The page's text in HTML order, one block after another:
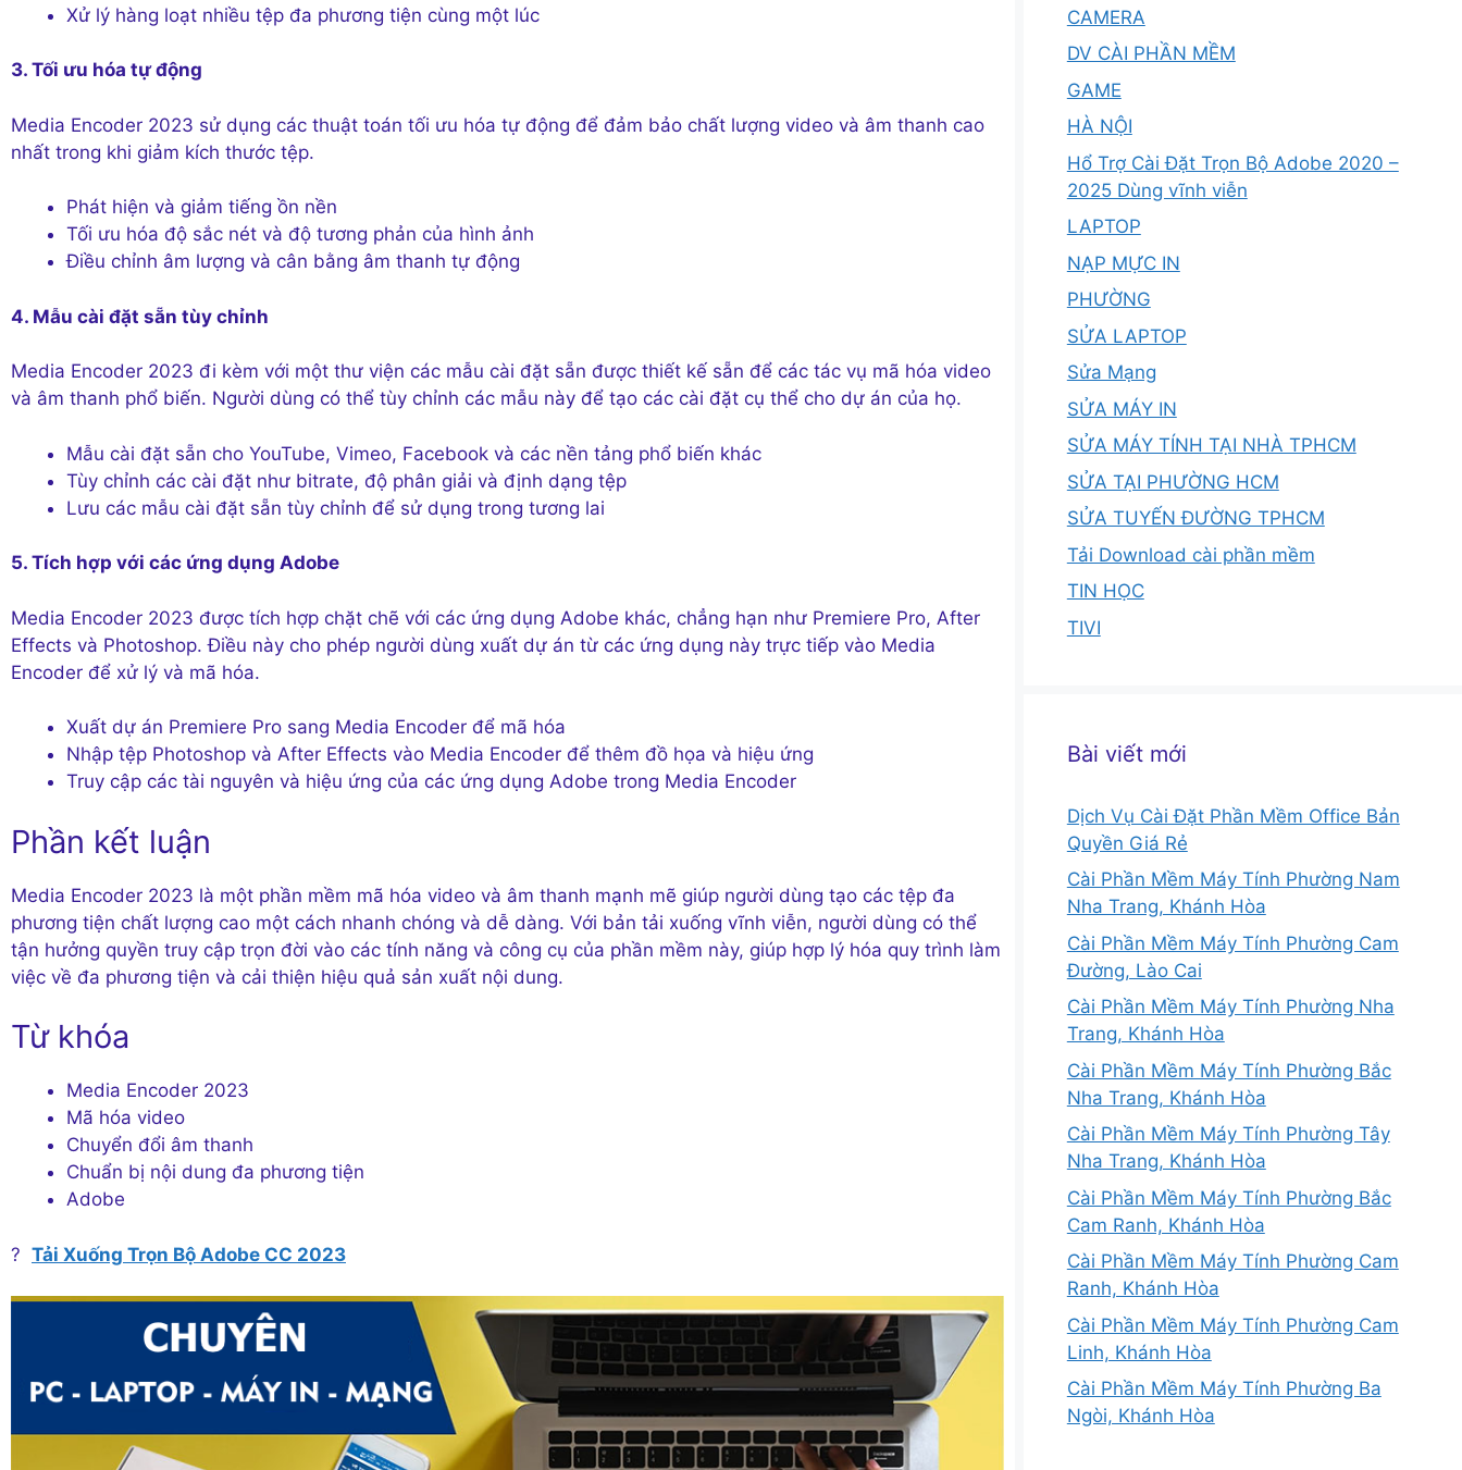
Xử lý hàng loạt nhiều tệp đa phương tiện cùng một lúc
3. Tối ưu hóa tự động
Media Encoder 2023 sử dụng các thuật toán tối ưu hóa tự động để đảm bảo chất lượng video và âm thanh cao
nhất trong khi giảm kích thước tệp.
Phát hiện và giảm tiếng ồn nền
Tối ưu hóa độ sắc nét và độ tương phản của hình ảnh
Điều chỉnh âm lượng và cân bằng âm thanh tự động
4. Mẫu cài đặt sẵn tùy chỉnh
Media Encoder 2023 đi kèm với một thư viện các mẫu cài đặt sẵn được thiết kế sẵn để các tác vụ mã hóa video
và âm thanh phổ biến. Người dùng có thể tùy chỉnh các mẫu này để tạo các cài đặt cụ thể cho dự án của họ.
Mẫu cài đặt sẵn cho YouTube, Vimeo, Facebook và các nền tảng phổ biến khác
Tùy chỉnh các cài đặt như bitrate, độ phân giải và định dạng tệp
Lưu các mẫu cài đặt sẵn tùy chỉnh để sử dụng trong tương lai
5. Tích hợp với các ứng dụng Adobe
Media Encoder 2023 được tích hợp chặt chẽ với các ứng dụng Adobe khác, chẳng hạn như Premiere Pro, After
Effects và Photoshop. Điều này cho phép người dùng xuất dự án từ các ứng dụng này trực tiếp vào Media
Encoder để xử lý và mã hóa.
Xuất dự án Premiere Pro sang Media Encoder để mã hóa
Nhập tệp Photoshop và After Effects vào Media Encoder để thêm đồ họa và hiệu ứng
Truy cập các tài nguyên và hiệu ứng của các ứng dụng Adobe trong Media Encoder
Phần kết luận
Media Encoder 2023 là một phần mềm mã hóa video và âm thanh mạnh mẽ giúp người dùng tạo các tệp đa
phương tiện chất lượng cao một cách nhanh chóng và dễ dàng. Với bản tải xuống vĩnh viễn, người dùng có thể
tận hưởng quyền truy cập trọn đời vào các tính năng và công cụ của phần mềm này, giúp hợp lý hóa quy trình làm
việc về đa phương tiện và cải thiện hiệu quả sản xuất nội dung.
Từ khóa
Media Encoder 2023
Mã hóa video
Chuyển đổi âm thanh
Chuẩn bị nội dung đa phương tiện
Adobe
? Tải Xuống Trọn Bộ Adobe CC 2023
CAMERA
DV CÀI PHẦN MỀM
GAME
HÀ NỘI
Hổ Trợ Cài Đặt Trọn Bộ Adobe 2020 –
2025 Dùng vĩnh viễn
LAPTOP
NẠP MỰC IN
PHƯỜNG
SỬA LAPTOP
Sửa Mạng
SỬA MÁY IN
SỬA MÁY TÍNH TẠI NHÀ TPHCM
SỬA TẠI PHƯỜNG HCM
SỬA TUYẾN ĐƯỜNG TPHCM
Tải Download cài phần mềm
TIN HỌC
TIVI
Bài viết mới
Dịch Vụ Cài Đặt Phần Mềm Office Bản
Quyền Giá Rẻ
Cài Phần Mềm Máy Tính Phường Nam
Nha Trang, Khánh Hòa
Cài Phần Mềm Máy Tính Phường Cam
Đường, Lào Cai
Cài Phần Mềm Máy Tính Phường Nha
Trang, Khánh Hòa
Cài Phần Mềm Máy Tính Phường Bắc
Nha Trang, Khánh Hòa
Cài Phần Mềm Máy Tính Phường Tây
Nha Trang, Khánh Hòa
Cài Phần Mềm Máy Tính Phường Bắc
Cam Ranh, Khánh Hòa
Cài Phần Mềm Máy Tính Phường Cam
Ranh, Khánh Hòa
Cài Phần Mềm Máy Tính Phường Cam
Linh, Khánh Hòa
Cài Phần Mềm Máy Tính Phường Ba
Ngòi, Khánh Hòa